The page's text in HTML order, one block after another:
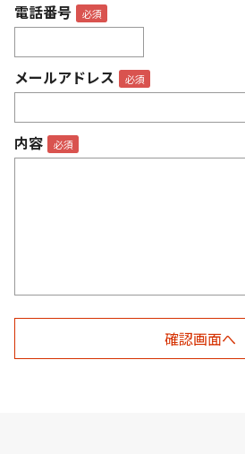
電話番号
メールアドレス
内容